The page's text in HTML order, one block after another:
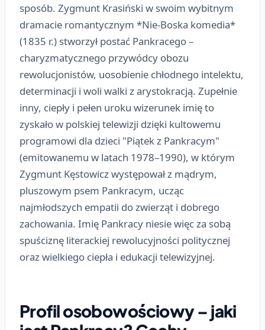
sposób. Zygmunt Krasiński w swoim wybitnym
dramacie romantycznym *Nie-Boska komedia*
(1835 r.) stworzył postać Pankracego –
charyzmatycznego przywódcy obozu
rewolucjonistów, uosobienie chłodnego intelektu,
determinacji i woli walki z arystokracją. Zupełnie
inny, ciepły i pełen uroku wizerunek imię to
zyskało w polskiej telewizji dzięki kultowemu
programowi dla dzieci "Piątek z Pankracym"
(emitowanemu w latach 1978–1990), w którym
Zygmunt Kęstowicz występował z mądrym,
pluszowym psem Pankracym, ucząc
najmłodszych empatii do zwierząt i dobrego
zachowania. Imię Pankracy niesie więc za sobą
spuściznę literackiej rewolucyjności politycznej
oraz wielkiego ciepła i edukacji telewizyjnej.
Profil osobowościowy – jaki